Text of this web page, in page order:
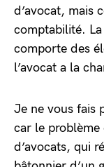
d’avocat, mais
comptabilité.
comporte des
l’avocat a la
Je ne vous fais
car le
d’avocats, qui